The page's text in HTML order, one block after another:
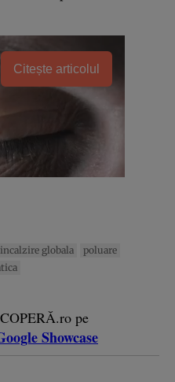
Citește articolul
incalzire globala
poluare
pe
Showcase